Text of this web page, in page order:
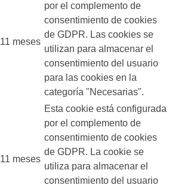
11 meses
por el complemento de
consentimiento de cookies
de GDPR. Las cookies se
utilizan para almacenar el
consentimiento del usuario
para las cookies en la
categoría "Necesarias".
11 meses
Esta cookie está configurada
por el complemento de
consentimiento de cookies
de GDPR. La cookie se
utiliza para almacenar el
consentimiento del usuario